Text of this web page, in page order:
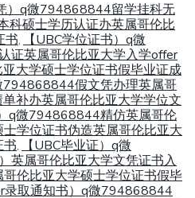
）q微794868844留学挂科无
科硕士学历认证办英属哥伦比
书,
【UBC学位证书）q微
证英属哥伦比亚大学入学offer
大学硕士学位证书假毕业证成
794868844假文凭办理英属哥
补办英属哥伦比亚大学学位文
q微794868844精仿英属哥伦
学位证书伪造英属哥伦比亚大
书,
【UBC毕业证）q微
英属哥伦比亚大学文凭证书入
伦比亚大学硕士学位证书假毕
录取通知书）q微794868844